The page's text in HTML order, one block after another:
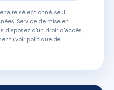
sélectionné, seul
Service de mise en
disposez d'un droit d'accès,
(voir politique de